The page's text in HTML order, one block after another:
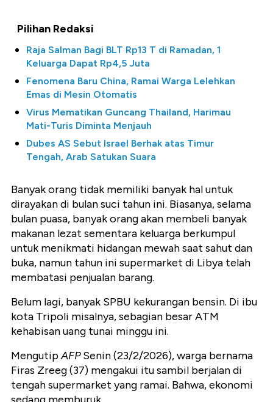
Pilihan Redaksi
Raja Salman Bagi BLT Rp13 T di Ramadan, 1
Keluarga Dapat Rp4,5 Juta
Fenomena Baru China, Ramai Warga Lelehkan
Emas di Mesin Otomatis
Virus Mematikan Guncang Thailand, Harimau
Mati-Turis Diminta Menjauh
Dubes AS Sebut Israel Berhak atas Timur
Tengah, Arab Satukan Suara
Banyak orang tidak memiliki banyak hal untuk
dirayakan di bulan suci tahun ini. Biasanya, selama
bulan puasa, banyak orang akan membeli banyak
makanan lezat sementara keluarga berkumpul
untuk menikmati hidangan mewah saat sahut dan
buka, namun tahun ini supermarket di Libya telah
membatasi penjualan barang.
Belum lagi, banyak SPBU kekurangan bensin. Di ibu
kota Tripoli misalnya, sebagian besar ATM
kehabisan uang tunai minggu ini.
MengutipAFPSenin (23/2/2026), warga bernama
Firas Zreeg (37) mengakui itu sambil berjalan di
tengah supermarket yang ramai. Bahwa, ekonomi